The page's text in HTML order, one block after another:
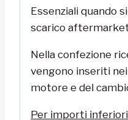
Essenziali quando
scarico
Nella confezione
vengono inseriti
motore e del
Per importi